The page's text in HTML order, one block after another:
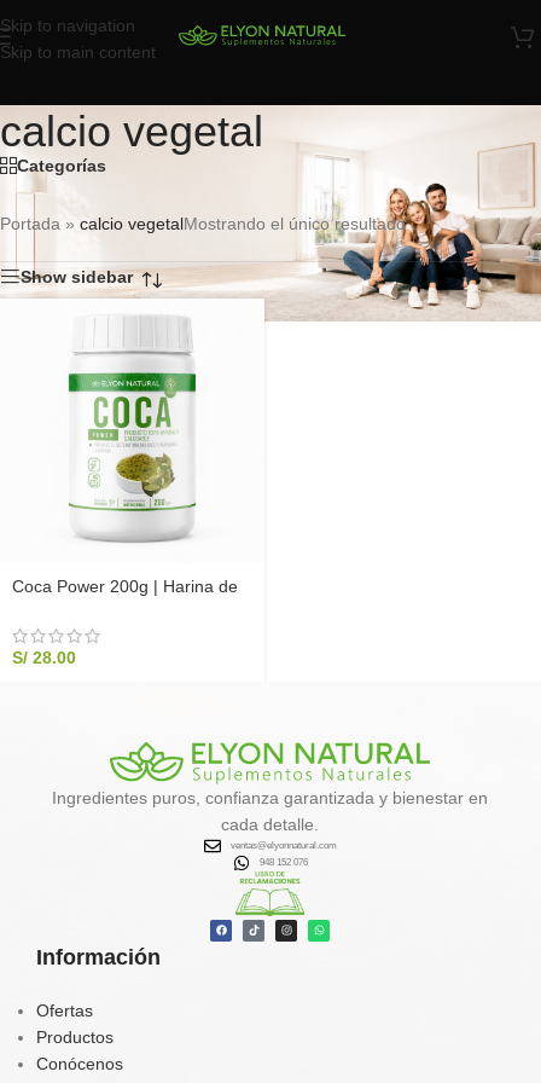
Skip to navigation
Skip to main content
calcio vegetal
Categorías
Portada » calcio vegetalMostrando el único resultado
Show sidebar
Coca Power 200g | Harina de
Elyon Natural
S/ 28.00
Información
Ofertas
Productos
Conócenos
Ingredientes puros, confianza garantizada y bienestar en
cada detalle.
ventas@elyonnatural.com
948 152 076